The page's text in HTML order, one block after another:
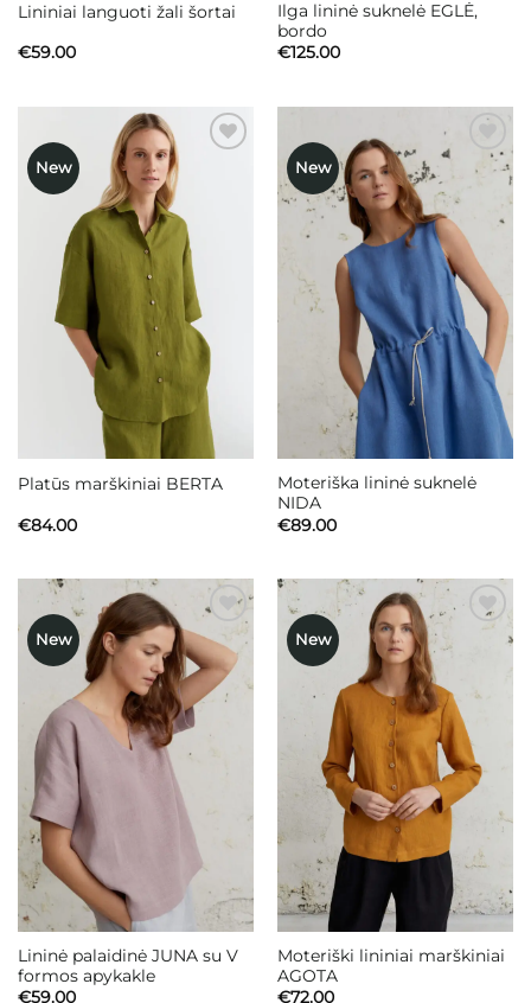
Lininiai languoti žali šortai
€59.00
Ilga lininė suknelė EGLĖ,
bordo
€125.00
New
Mėgstamiausias
Platūs marškiniai BERTA
€84.00
New
Mėgstamiausias
Moteriška lininė suknelė
NIDA
€89.00
New
Mėgstamiausias
Lininė palaidinė JUNA su V
formos apykakle
€59.00
New
Mėgstamiausias
Moteriški lininiai marškiniai
AGOTA
€72.00